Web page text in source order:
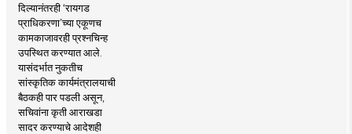
दिल्यानंतरही ‘रायगड
प्राधिकरणा’च्या एकूणच
कामकाजावरही प्रश्नचिन्ह
उपस्थित करण्यात आले.
यासंदर्भात नुकतीच
सांस्कृतिक कार्यमंत्रालयाची
बैठकही पार पडली असून,
सचिवांना कृती आराखडा
सादर करण्याचे आदेशही